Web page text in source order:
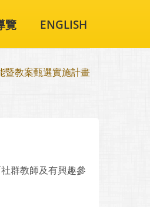
覽 ENGLISH
暨教案甄選實施計畫
群教師及有興趣參